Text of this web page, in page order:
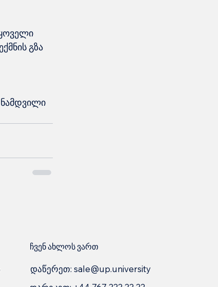
გზა
ჩვენ ახლოს ვართ
დაწერეთ: sale@up.university